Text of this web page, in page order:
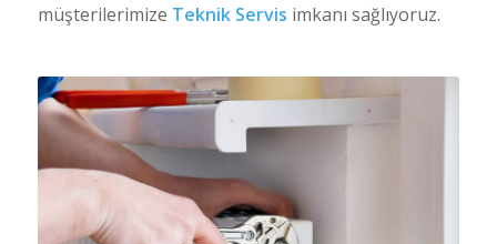
müşterilerimize Teknik Servis imkanı sağlıyoruz.